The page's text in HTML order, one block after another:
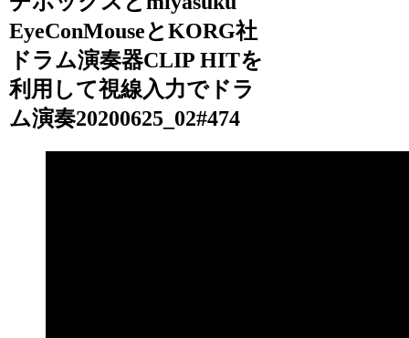
EyeConMouseとKORG社
ドラム演奏器CLIP HITを
利用して視線入力でドラ
ム演奏20200625_02#474